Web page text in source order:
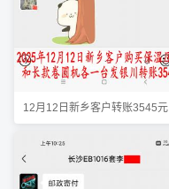
12月12日新乡客户转账3545元